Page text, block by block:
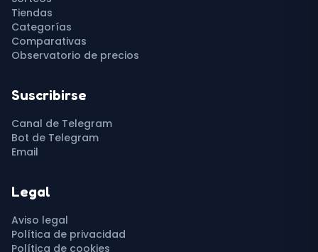
Tiendas
Categorías
Comparativas
Observatorio de precios
Suscribirse
Canal de Telegram
Bot de Telegram
Email
Legal
Aviso legal
Política de privacidad
Política de cookies